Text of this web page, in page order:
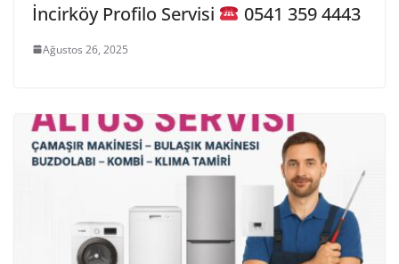
İncirköy Profilo Servisi 0541 359 4443
Ağustos 26, 2025